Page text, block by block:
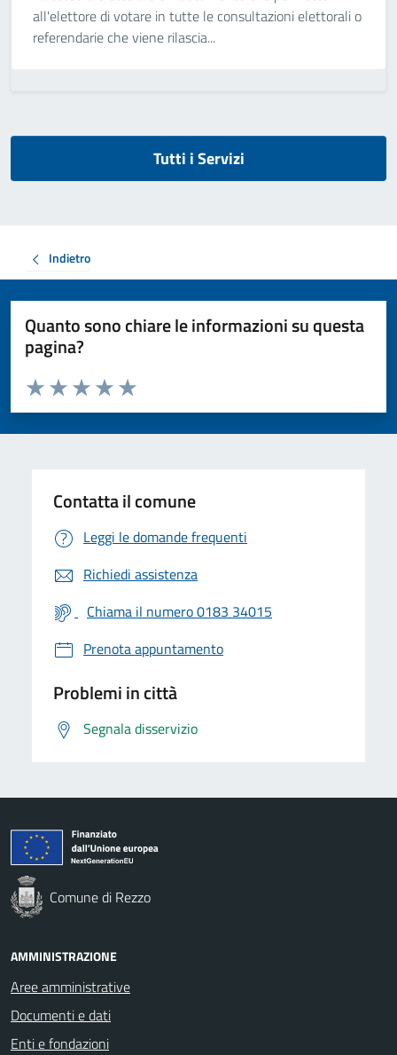
all'elettore di votare in tutte le consultazioni elettorali o
referendarie che viene rilascia...
Tutti i Servizi
Indietro
Quanto sono chiare le informazioni su questa
pagina?
Valuta da 1 a 5 stelle la pagina
Valuta 5 stelle su 5
Valuta 4 stelle su 5
Valuta 3 stelle su 5
Valuta 2 stelle su 5
Valuta 1 stelle su 5
Contatta il comune
Leggi le domande frequenti
Richiedi assistenza
Chiama il numero 0183 34015
Prenota appuntamento
Problemi in città
Segnala disservizio
Comune di Rezzo
AMMINISTRAZIONE
Aree amministrative
Documenti e dati
Enti e fondazioni